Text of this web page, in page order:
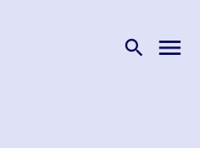
search menu